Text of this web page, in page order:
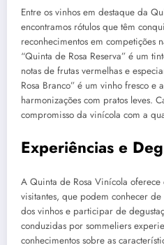
Entre os vinhos em destaque da
encontramos rótulos que têm
reconhecimentos em competições
“Quinta de Rosa Reserva” é um
notas de frutas vermelhas e
Rosa Branco” é um vinho fresco e
harmonizações com pratos leves.
compromisso da vinícola com a
Experiências e
A Quinta de Rosa Vinícola
visitantes, que podem conhecer
dos vinhos e participar de
conduzidas por sommeliers
conhecimentos sobre as